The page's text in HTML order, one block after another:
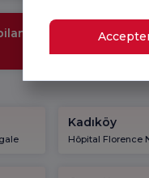
Kadıköy
Hôpital Florence